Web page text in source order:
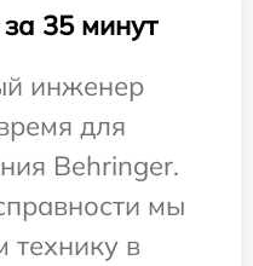
35 минут
инженер
для
Behringer.
мы
технику в